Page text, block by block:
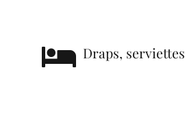
Draps, serviettes